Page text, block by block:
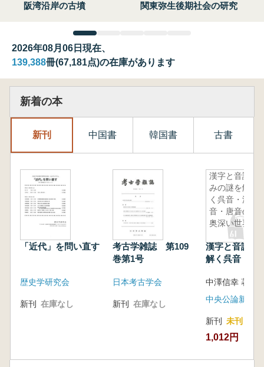
阪湾沿岸の古墳
関東弥生後期社会の研究
2026年08月06日現在、
139,388冊(67,181点)の在庫があります
新着の本
新刊 中国書 韓国書 古書
「近代」を問い直す
歴史学研究会
新刊 在庫なし
考古学雑誌 第109
巻第1号
日本考古学会
新刊 在庫なし
漢字と音読
みの謎を解
く呉音・漢
音・唐音の
奥深い世界
漢字と音読み
解く呉音・漢
中澤信幸 著
中央公論新社
新刊 未刊
1,012円